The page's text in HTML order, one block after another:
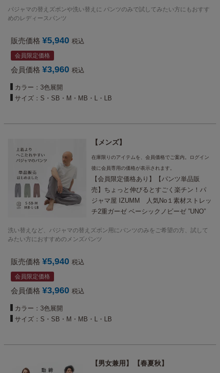
け）の販売です
パジャマの替えズボンや洗い替えに パンツのみで試してみたい方にもおすす
めのレディースパンツ
販売価格 ¥5,940 税込
会員限定価格
会員価格 ¥3,960 税込
カラー：3色展開
サイズ：S・SB・M・MB・L・LB
メンズ
在庫限りのアイテムを、会員価格でご案内。ログイン
後に会員専用の価格が表示されます。
【会員限定価格あり】【パンツ単品販
売】ちょっと伸びるとすごく楽チン！パ
ジャマ屋 IZUMM 人気No１素材ストレッ
チ2重ガーゼ ベーシックノビーゼ ”UNO”
開き（社会の窓）付き
洗い替えなど、パジャマの替えズボン用にパンツのみをご希望の方、試して
みたい方におすすめのメンズパンツ
販売価格 ¥5,940 税込
会員限定価格
会員価格 ¥3,960 税込
カラー：3色展開
サイズ：S・SB・M・MB・L・LB
男女兼用 春夏秋